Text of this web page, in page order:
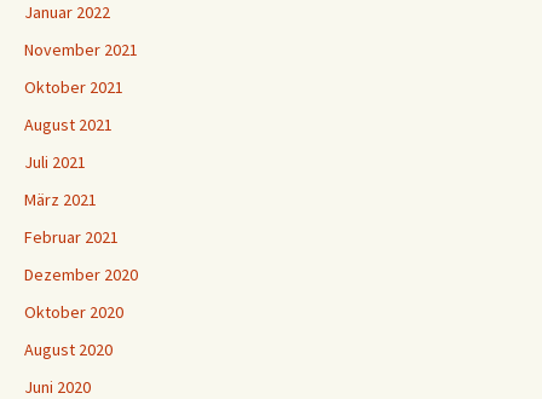
Januar 2022
November 2021
Oktober 2021
August 2021
Juli 2021
März 2021
Februar 2021
Dezember 2020
Oktober 2020
August 2020
Juni 2020